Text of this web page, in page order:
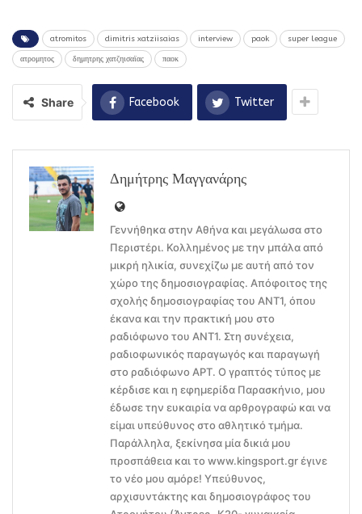
atromitos dimitris xatziisaias interview paok super league
ατρομητος δημητρης χατζηισαϊας παοκ
Share Facebook Twitter
Δημήτρης Μαγγανάρης
Γεννήθηκα στην Αθήνα και μεγάλωσα στο
Περιστέρι. Κολλημένος με την μπάλα από
μικρή ηλικία, συνεχίζω με αυτή από τον
χώρο της δημοσιογραφίας. Απόφοιτος της
σχολής δημοσιογραφίας του ΑΝΤ1, όπου
έκανα και την πρακτική μου στο
ραδιόφωνο του ΑΝΤ1. Στη συνέχεια,
ραδιοφωνικός παραγωγός και παραγωγή
στο ραδιόφωνο ΑΡΤ. Ο γραπτός τύπος με
κέρδισε και η εφημερίδα Παρασκήνιο, μου
έδωσε την ευκαιρία να αρθρογραφώ και να
είμαι υπεύθυνος στο αθλητικό τμήμα.
Παράλληλα, ξεκίνησα μία δικιά μου
προσπάθεια και το www.kingsport.gr έγινε
το νέο μου αμόρε! Υπεύθυνος,
αρχισυντάκτης και δημοσιογράφος του